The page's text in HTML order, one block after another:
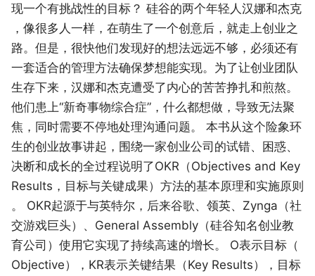
现一个有挑战性的目标？ 硅谷的两个年轻人汉娜和杰克
，像很多人一样，在萌生了一个创意后，就走上创业之
路。但是，很快他们发现好的想法远远不够，必须还有
一套适合的管理方法确保梦想能实现。为了让创业团队
生存下来，汉娜和杰克遭受了内心的苦苦挣扎和煎熬。
他们患上“新奇事物综合症”，什么都想做，导致无法聚
焦，同时需要不停地处理沟通问题。 本书从这个险象环
生的创业故事讲起，围绕一家创业公司的试错、困惑、
决断和成长的全过程说明了OKR（Objectives and Key
Results，目标与关键成果）方法的基本原理和实施原则
。 OKR起源于与英特尔，后来谷歌、领英、Zynga（社
交游戏巨头）、General Assembly（硅谷知名创业教
育公司）使用它实现了持续高速的增长。 O表示目标（
Objective），KR表示关键结果（Key Results），目标